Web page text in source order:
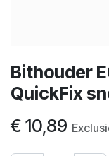
Bithouder
QuickFix
€ 10,89